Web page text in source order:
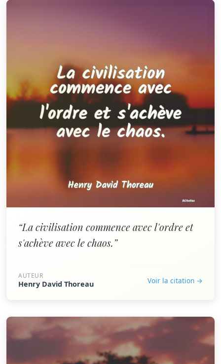
“La civilisation commence avec l'ordre et
s'achève avec le chaos.”
AUTEUR
Henry David Thoreau Voir la citation →